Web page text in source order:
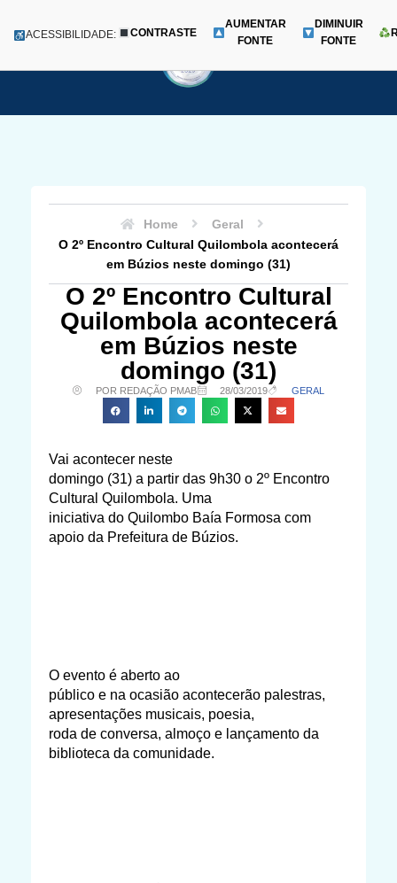
para
Menu
ACESSIBILIDADE: CONTRASTE
AUMENTAR
FONTE
DIMINUIR
FONTE
Home
Geral
O 2º Encontro Cultural Quilombola acontecerá
em Búzios neste domingo (31)
O 2º Encontro Cultural
Quilombola acontecerá
em Búzios neste
domingo (31)
POR REDAÇÃO PMAB 28/03/2019 GERAL
Vai acontecer neste
domingo (31) a partir das 9h30 o 2º Encontro
Cultural Quilombola. Uma
iniciativa do Quilombo Baía Formosa com
apoio da Prefeitura de Búzios.
O evento é aberto ao
público e na ocasião acontecerão palestras,
apresentações musicais, poesia,
roda de conversa, almoço e lançamento da
biblioteca da comunidade.